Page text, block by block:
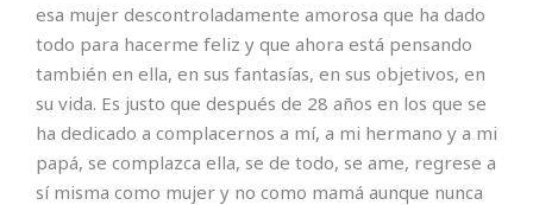
esa mujer descontroladamente amorosa que ha dado
todo para hacerme feliz y que ahora está pensando
también en ella, en sus fantasías, en sus objetivos, en
su vida. Es justo que después de 28 años en los que se
ha dedicado a complacernos a mí, a mi hermano y a mi
papá, se complazca ella, se de todo, se ame, regrese a
sí misma como mujer y no como mamá aunque nunca